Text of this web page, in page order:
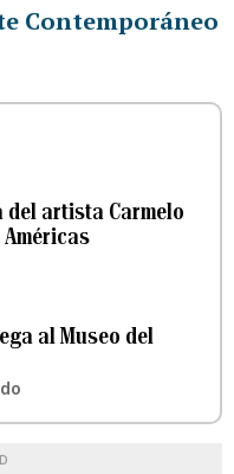
Contemporáneo
artista Carmelo
Américas
al Museo del